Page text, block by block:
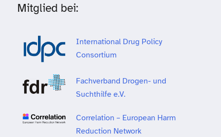
Mitglied bei:
International Drug Policy
Consortium
Fachverband Drogen- und
Suchthilfe e.V.
Correlation – European Harm
Reduction Network